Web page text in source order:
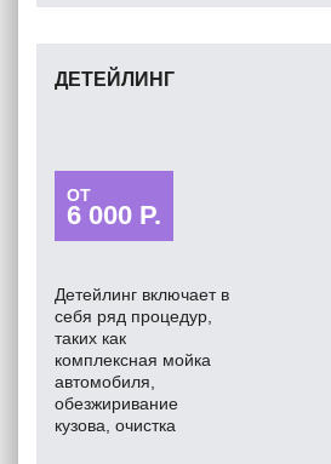
ДЕТЕЙЛИНГ
ОТ
6 000 Р.
Детейлинг включает в
себя ряд процедур,
таких как
комплексная мойка
автомобиля,
обезжиривание
кузова, очистка